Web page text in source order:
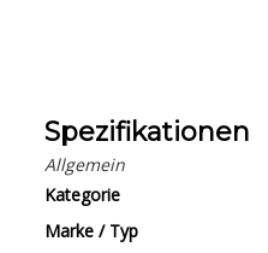
Spezifikationen
Allgemein
Kategorie
Marke / Typ